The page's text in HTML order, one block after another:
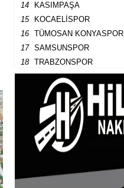
14
KASIMPAŞA
15
KOCAELİSPOR
16
TÜMOSAN KONYASPOR
17
SAMSUNSPOR
18
TRABZONSPOR